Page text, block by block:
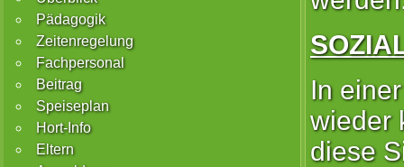
Pädagogik
Zeitenregelung
Fachpersonal
Beitrag
Speiseplan
Hort-Info
Eltern
In
wieder
diese